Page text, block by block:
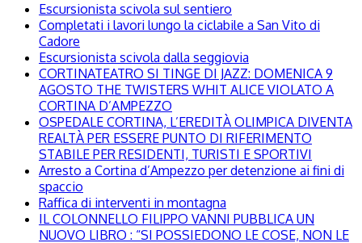
Escursionista scivola sul sentiero
Completati i lavori lungo la ciclabile a San Vito di
Cadore
Escursionista scivola dalla seggiovia
CORTINATEATRO SI TINGE DI JAZZ: DOMENICA 9
AGOSTO THE TWISTERS WHIT ALICE VIOLATO A
CORTINA D’AMPEZZO
OSPEDALE CORTINA, L’EREDITÀ OLIMPICA DIVENTA
REALTÀ PER ESSERE PUNTO DI RIFERIMENTO
STABILE PER RESIDENTI, TURISTI E SPORTIVI
Arresto a Cortina d’Ampezzo per detenzione ai fini di
spaccio
Raffica di interventi in montagna
IL COLONNELLO FILIPPO VANNI PUBBLICA UN
NUOVO LIBRO : “SI POSSIEDONO LE COSE, NON LE